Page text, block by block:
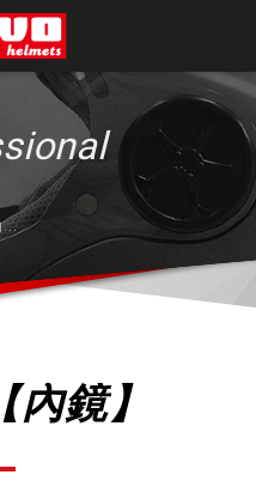
...
鏡】